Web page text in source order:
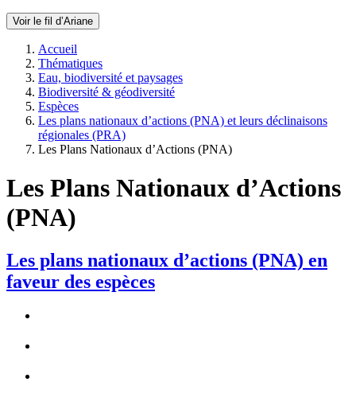
Voir le fil d’Ariane
Accueil
Thématiques
Eau, biodiversité et paysages
Biodiversité & géodiversité
Espèces
Les plans nationaux d’actions (PNA) et leurs déclinaisons
régionales (PRA)
Les Plans Nationaux d’Actions (PNA)
Les Plans Nationaux d’Actions
(PNA)
Les plans nationaux d’actions (PNA) en
faveur des espèces